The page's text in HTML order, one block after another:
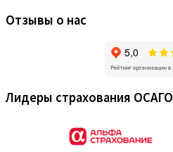
Отзывы о нас
Лидеры страхования ОСАГО